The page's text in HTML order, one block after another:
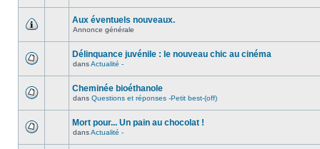
Aux éventuels nouveaux.
Annonce générale
Délinquance juvénile : le nouveau chic au cinéma
dansActualité -
Cheminée bioéthanole
dans Questions et réponses -Petit best-(off)
Mort pour... Un pain au chocolat !
dansActualité -